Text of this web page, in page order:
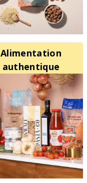
Alimentation
authentique